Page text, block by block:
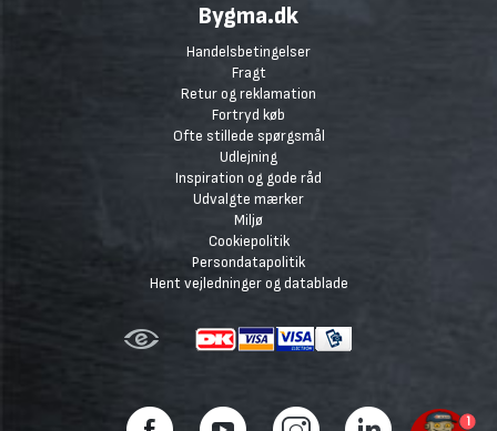
Bygma.dk
Handelsbetingelser
Fragt
Retur og reklamation
Fortryd køb
Ofte stillede spørgsmål
Udlejning
Inspiration og gode råd
Udvalgte mærker
Miljø
Cookiepolitik
Persondatapolitik
Hent vejledninger og datablade
1